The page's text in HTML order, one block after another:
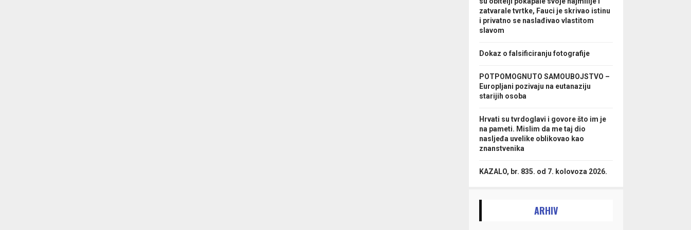
zatvarale tvrtke, Fauci je skrivao istinu
i privatno se naslađivao vlastitom
slavom
Dokaz o falsificiranju fotografije
POTPOMOGNUTO SAMOUBOJSTVO –
Europljani pozivaju na eutanaziju
starijih osoba
Hrvati su tvrdoglavi i govore što im je
na pameti. Mislim da me taj dio
nasljeđa uvelike oblikovao kao
znanstvenika
KAZALO, br. 835. od 7. kolovoza 2026.
ARHIV